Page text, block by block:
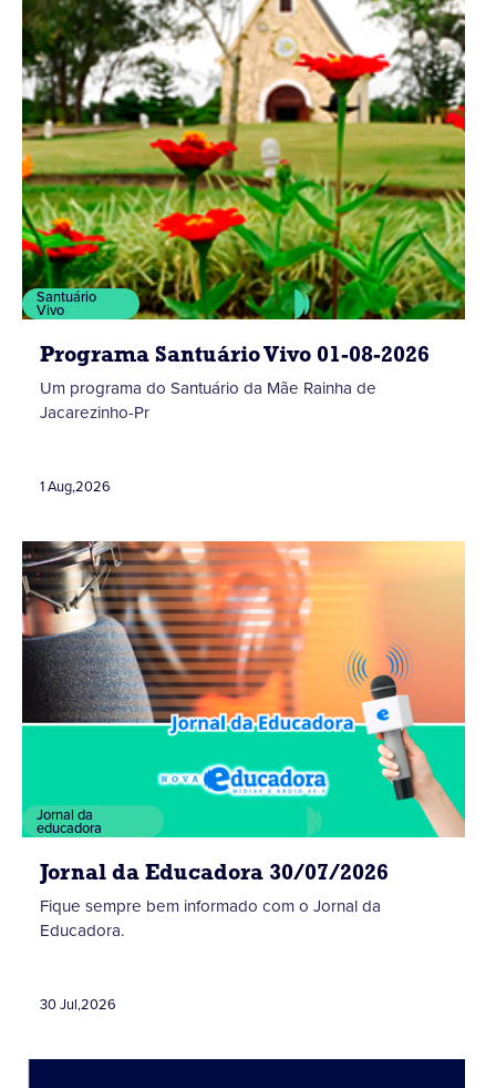
Santuário
Vivo
Programa Santuário Vivo 01-08-2026
Um programa do Santuário da Mãe Rainha de
Jacarezinho-Pr
1 Aug,2026
Jornal da
educadora
Jornal da Educadora 30/07/2026
Fique sempre bem informado com o Jornal da
Educadora.
30 Jul,2026